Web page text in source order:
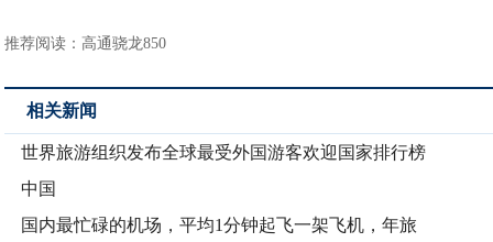
推荐阅读： 高通骁龙850
相关新闻
世界旅游组织发布全球最受外国游客欢迎国家排行榜
中国
国内最忙碌的机场，平均1分钟起飞一架飞机，年旅